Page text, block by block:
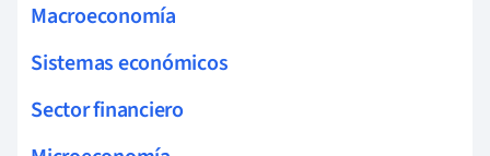
Macroeconomía
Sistemas económicos
Sector financiero